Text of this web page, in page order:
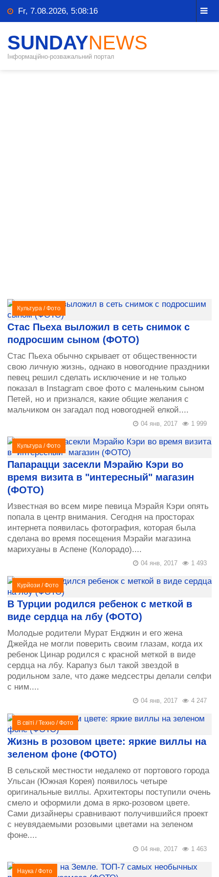
Fr, 7.08.2026, 5:08:17
SUNDAYNEWS
Інформаційно-розважальний портал
Культура /Фото
Стас Пьеха выложил в сеть снимок с
подросшим сыном (ФОТО)
Стас Пьеха обычно скрывает от общественности
свою личную жизнь, однако в новогодние праздники
певец решил сделать исключение и не только
показал в Instagram свое фото с маленьким сыном
Петей, но и признался, какие общие желания с
мальчиком он загадал под новогодней елкой....
1 999
04 янв, 2017
Культура /Фото
Папарацци засекли Мэрайю Кэри во
время визита в "интересный" магазин
(ФОТО)
Известная во всем мире певица Мэрайя Кэри опять
попала в центр внимания. Сегодня на просторах
интернета появилась фотография, которая была
сделана во время посещения Мэрайи магазина
марихуаны в Аспене (Колорадо)....
1 493
04 янв, 2017
Курйози /Фото
В Турции родился ребенок с меткой в
виде сердца на лбу (ФОТО)
Молодые родители Мурат Енджин и его жена
Джейда не могли поверить своим глазам, когда их
ребенок Цинар родился с красной меткой в виде
сердца на лбу. Карапуз был такой звездой в
родильном зале, что даже медсестры делали селфи
с ним....
4 247
04 янв, 2017
В світі /Техно /Фото
Жизнь в розовом цвете: яркие виллы на
зеленом фоне (ФОТО)
В сельской местности недалеко от портового города
Ульсан (Южная Корея) появилось четыре
оригинальные виллы. Архитекторы поступили очень
смело и оформили дома в ярко-розовом цвете.
Сами дизайнеры сравнивают получившийся проект
с неувядаемыми розовыми цветами на зеленом
фоне....
1 463
04 янв, 2017
Наука /Фото